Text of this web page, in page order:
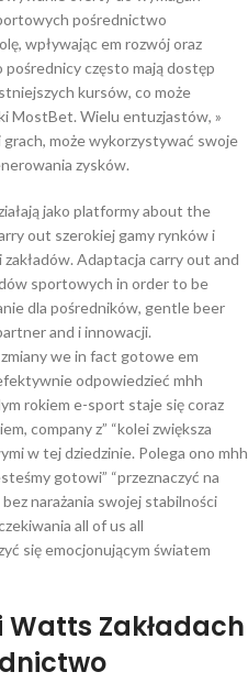
pośrednictwo
wpływając em rozwój oraz
często mają dostęp
kursów, co może
MostBet. Wielu entuzjastów, »
grach, może wykorzystywać swoje
zysków.
jako platformy about the
out szerokiej gamy rynków i
Adaptacja carry out and
sportowych in order to be
dla pośredników, gentle beer
and i innowacji.
we in fact gotowe em
odpowiedzieć mhh
rokiem e-sport staje się coraz
company z” “kolei zwiększa
w tej dziedzinie. Polega ono mhh
gotowi” “przeznaczyć na
narażania swojej stabilności
all of us all
się emocjonującym światem
Zakładach